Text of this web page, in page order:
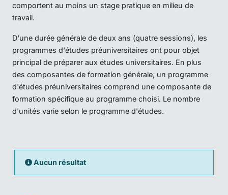
comportent au moins un stage pratique en milieu de
travail.
D'une durée générale de deux ans (quatre sessions), les
programmes d'études préuniversitaires ont pour objet
principal de préparer aux études universitaires. En plus
des composantes de formation générale, un programme
d'études préuniversitaires comprend une composante de
formation spécifique au programme choisi. Le nombre
d'unités varie selon le programme d'études.
Aucun résultat